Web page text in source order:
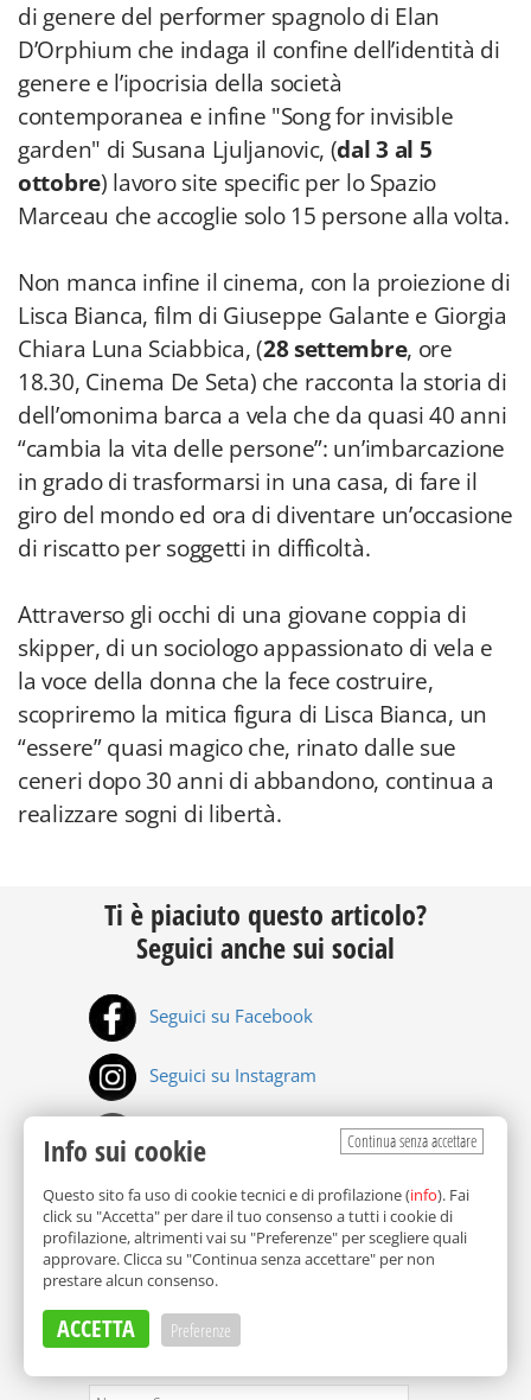
di genere del performer spagnolo di Elan
D’Orphium che indaga il confine dell’identità di
genere e l’ipocrisia della società
contemporanea e infine "Song for invisible
garden" di Susana Ljuljanovic, (dal 3 al 5
ottobre) lavoro site specific per lo Spazio
Marceau che accoglie solo 15 persone alla volta.
Non manca infine il cinema, con la proiezione di
Lisca Bianca, film di Giuseppe Galante e Giorgia
Chiara Luna Sciabbica, (28 settembre, ore
18.30, Cinema De Seta) che racconta la storia di
dell’omonima barca a vela che da quasi 40 anni
“cambia la vita delle persone”: un’imbarcazione
in grado di trasformarsi in una casa, di fare il
giro del mondo ed ora di diventare un’occasione
di riscatto per soggetti in difficoltà.
Attraverso gli occhi di una giovane coppia di
skipper, di un sociologo appassionato di vela e
la voce della donna che la fece costruire,
scopriremo la mitica figura di Lisca Bianca, un
“essere” quasi magico che, rinato dalle sue
ceneri dopo 30 anni di abbandono, continua a
realizzare sogni di libertà.
Ti è piaciuto questo articolo?
Seguici anche sui social
Seguici su Facebook
Seguici su Instagram
Iscriviti al canale TikTok
Iscriviti al canale Whatsapp
Iscriviti al canale Telegram
Iscriviti alla newsletter
Continua senza accettare
Info sui cookie
Questo sito fa uso di cookie tecnici e di profilazione (info). Fai
click su "Accetta" per dare il tuo consenso a tutti i cookie di
profilazione, altrimenti vai su "Preferenze" per scegliere quali
approvare. Clicca su "Continua senza accettare" per non
prestare alcun consenso.
ACCETTA Preferenze